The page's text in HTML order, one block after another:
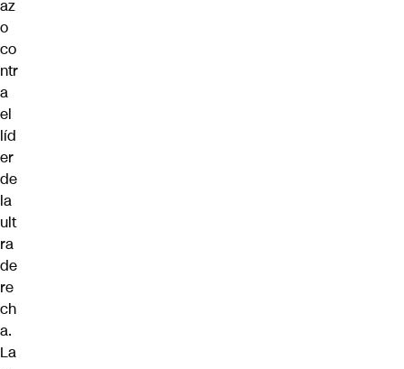
az
o
co
ntr
a
el
líd
er
de
la
ult
ra
de
re
ch
a.
La